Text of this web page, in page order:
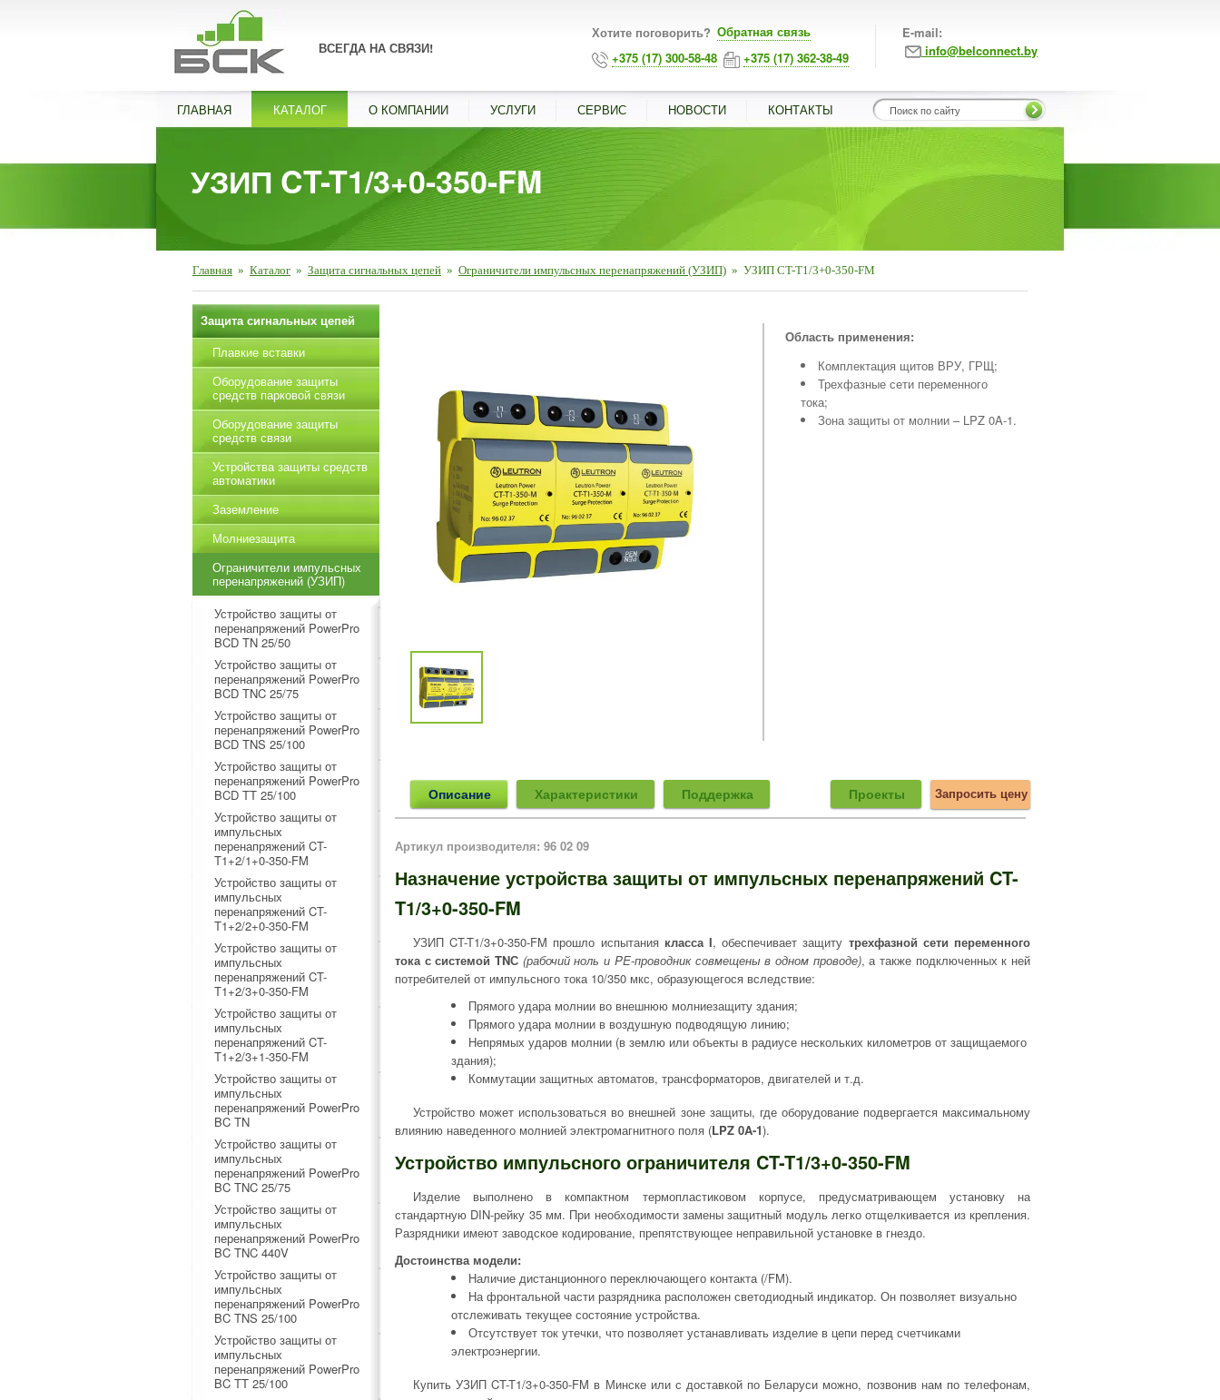
ВСЕГДА НА СВЯЗИ!
Хотите поговорить? Обратная связь
+375 (17) 300-58-48
+375 (17) 362-38-49
E-mail:
info@belconnect.by
ГЛАВНАЯ КАТАЛОГ О КОМПАНИИ УСЛУГИ СЕРВИС НОВОСТИ КОНТАКТЫ
УЗИП CT-T1/3+0-350-FM
Главная » Каталог » Защита сигнальных цепей » Ограничители импульсных перенапряжений (УЗИП) » УЗИП CT-T1/3+0-350-FM
■
Область применения:
Комплектация щитов ВРУ, ГРЩ;
Трехфазные сети переменного
тока;
Зона защиты от молнии – LPZ 0A-1.
Описание Характеристики Поддержка Проекты Запросить цену
Артикул производителя: 96 02 09
Назначение устройства защиты от импульсных перенапряжений CT-
T1/3+0-350-FM
УЗИП CT-T1/3+0-350-FM прошло испытания класса I, обеспечивает защиту трехфазной сети переменного
тока с системой TNС (рабочий ноль и PE-проводник совмещены в одном проводе), а также подключенных к ней
потребителей от импульсного тока 10/350 мкс, образующегося вследствие:
Прямого удара молнии во внешнюю молниезащиту здания;
Прямого удара молнии в воздушную подводящую линию;
Непрямых ударов молнии (в землю или объекты в радиусе нескольких километров от защищаемого
здания);
Коммутации защитных автоматов, трансформаторов, двигателей и т.д.
Устройство может использоваться во внешней зоне защиты, где оборудование подвергается максимальному
влиянию наведенного молнией электромагнитного поля (LPZ 0A-1).
Устройство импульсного ограничителя CT-T1/3+0-350-FM
Изделие выполнено в компактном термопластиковом корпусе, предусматривающем установку на
стандартную DIN-рейку 35 мм. При необходимости замены защитный модуль легко отщелкивается из крепления.
Разрядники имеют заводское кодирование, препятствующее неправильной установке в гнездо.
Достоинства модели:
Наличие дистанционного переключающего контакта (/FM).
На фронтальной части разрядника расположен светодиодный индикатор. Он позволяет визуально
отслеживать текущее состояние устройства.
Отсутствует ток утечки, что позволяет устанавливать изделие в цепи перед счетчиками
электроэнергии.
Купить УЗИП CT-T1/3+0-350-FM в Минске или с доставкой по Беларуси можно, позвонив нам по телефонам,
Защита сигнальных цепей
Плавкие вставки
Оборудование защиты
средств парковой связи
Оборудование защиты
средств связи
Устройства защиты средств
автоматики
Заземление
Молниезащита
Ограничители импульсных
перенапряжений (УЗИП)
Устройство защиты от
перенапряжений PowerPro
BCD TN 25/50
Устройство защиты от
перенапряжений PowerPro
BCD TNC 25/75
Устройство защиты от
перенапряжений PowerPro
BCD TNS 25/100
Устройство защиты от
перенапряжений PowerPro
BCD TT 25/100
Устройство защиты от
импульсных
перенапряжений CT-
T1+2/1+0-350-FM
Устройство защиты от
импульсных
перенапряжений CT-
T1+2/2+0-350-FM
Устройство защиты от
импульсных
перенапряжений CT-
T1+2/3+0-350-FM
Устройство защиты от
импульсных
перенапряжений CT-
T1+2/3+1-350-FM
Устройство защиты от
импульсных
перенапряжений PowerPro
BC TN
Устройство защиты от
импульсных
перенапряжений PowerPro
BC TNC 25/75
Устройство защиты от
импульсных
перенапряжений PowerPro
BC TNC 440V
Устройство защиты от
импульсных
перенапряжений PowerPro
BC TNS 25/100
Устройство защиты от
импульсных
перенапряжений PowerPro
BC TT 25/100